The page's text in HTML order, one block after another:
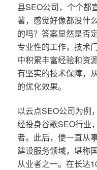
县SEO公司，个个都
著，感觉好像都没什
的吗？答案显然是否
专业性的工作，技术
中积累丰富经验和资
有坚实的技术保障，
的优化效果。
以云点SEO公司为例
经投身谷歌SEO行业
者。此后，便一直从
建设服务领域，堪称
从业者之一。在长达